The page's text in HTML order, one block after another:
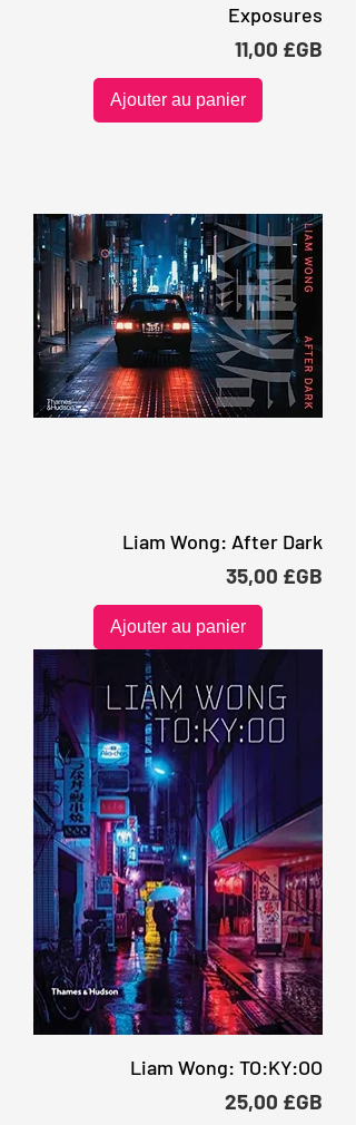
Exposures
Prix
11,00 £GB
Ajouter au panier
Liam Wong: After Dark
Prix
35,00 £GB
Ajouter au panier
Liam Wong: TO:KY:OO
Prix
25,00 £GB